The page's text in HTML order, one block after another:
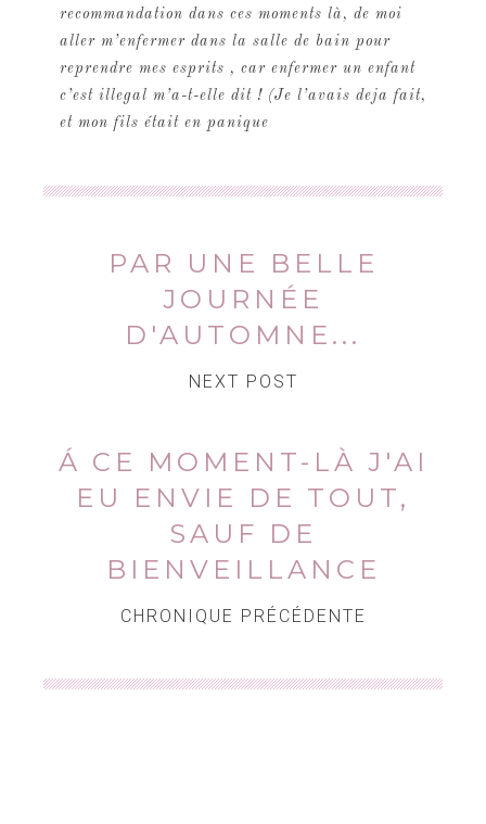
recommandation dans ces moments là, de moi
aller m’enfermer dans la salle de bain pour
reprendre mes esprits , car enfermer un enfant
c’est illegal m’a-t-elle dit ! (Je l’avais deja fait,
et mon fils était en panique
PAR UNE BELLE
JOURNÉE
D'AUTOMNE...
NEXT POST
Á CE MOMENT-LÀ J'AI
EU ENVIE DE TOUT,
SAUF DE
BIENVEILLANCE
CHRONIQUE PRÉCÉDENTE